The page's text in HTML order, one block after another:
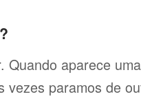
Quando aparece
vezes paramos de